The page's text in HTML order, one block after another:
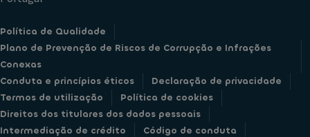
Política de Qualidade
Plano de Prevenção de Riscos de Corrupção e Infrações
Conexas
Conduta e princípios éticos
Declaração de privacidade
Termos de utilização
Política de cookies
Direitos dos titulares dos dados pessoais
Intermediação de crédito
Código de conduta